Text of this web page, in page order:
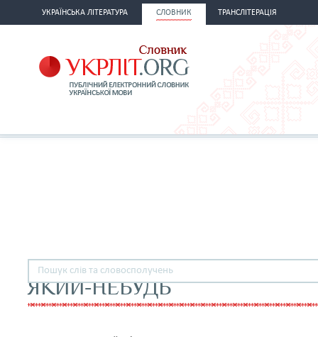
УКРАЇНСЬКА ЛІТЕРАТУРА СЛОВНИК ТРАНСЛІТЕРАЦІЯ
ЯКИЙ-НЕБУДЬ